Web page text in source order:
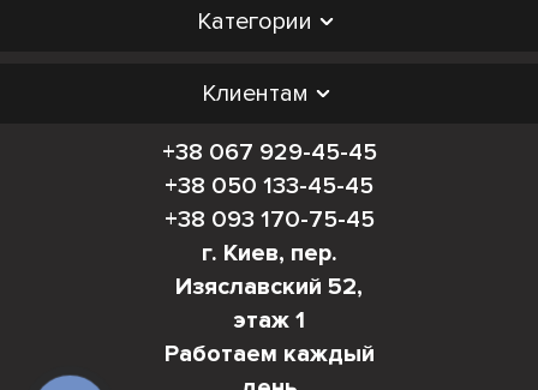
Категории
Клиентам
+38 067 929-45-45
+38 050 133-45-45
+38 093 170-75-45
г. Киев, пер.
Изяславский 52,
этаж 1
Работаем каждый